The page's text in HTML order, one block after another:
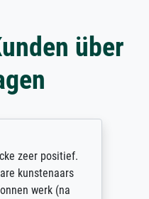
über
zeer positief.
kunstenaars
werk (na